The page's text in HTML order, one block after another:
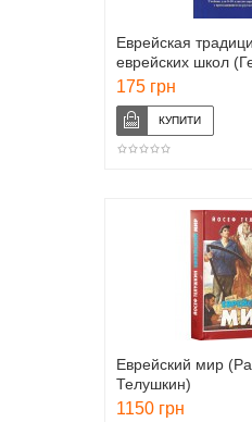
Еврейская
еврейских школ
Брановер)
175 грн
Еврейский мир
Телушкин)
1150 грн